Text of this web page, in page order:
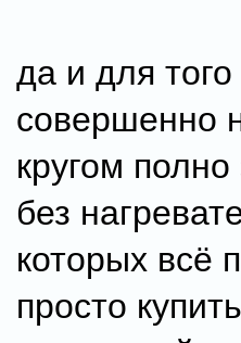
да и для
совершенно
кругом
без
которых всё
просто